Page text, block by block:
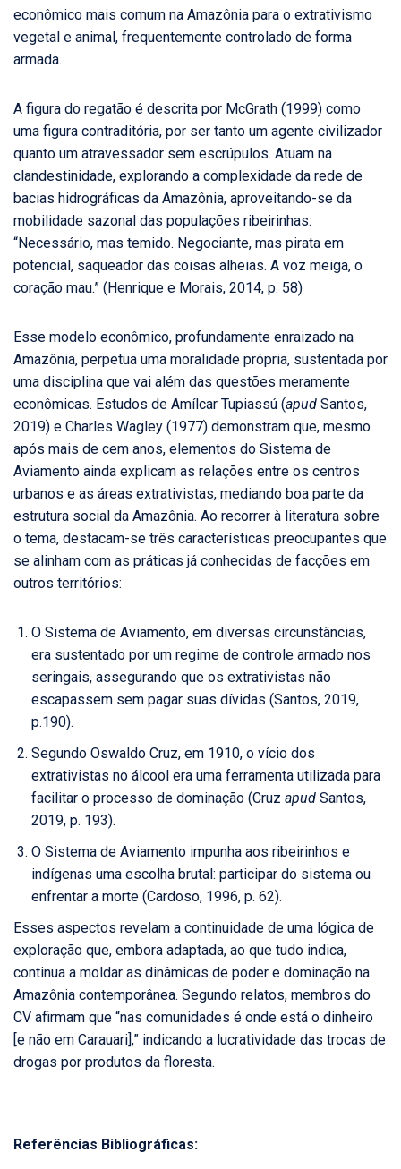
econômico mais comum na Amazônia para o extrativismo
vegetal e animal, frequentemente controlado de forma
armada.
A figura do regatão é descrita por McGrath (1999) como
uma figura contraditória, por ser tanto um agente civilizador
quanto um atravessador sem escrúpulos. Atuam na
clandestinidade, explorando a complexidade da rede de
bacias hidrográficas da Amazônia, aproveitando-se da
mobilidade sazonal das populações ribeirinhas:
“Necessário, mas temido. Negociante, mas pirata em
potencial, saqueador das coisas alheias. A voz meiga, o
coração mau.” (Henrique e Morais, 2014, p. 58)
Esse modelo econômico, profundamente enraizado na
Amazônia, perpetua uma moralidade própria, sustentada por
uma disciplina que vai além das questões meramente
econômicas. Estudos de Amílcar Tupiassú (apud Santos,
2019) e Charles Wagley (1977) demonstram que, mesmo
após mais de cem anos, elementos do Sistema de
Aviamento ainda explicam as relações entre os centros
urbanos e as áreas extrativistas, mediando boa parte da
estrutura social da Amazônia. Ao recorrer à literatura sobre
o tema, destacam-se três características preocupantes que
se alinham com as práticas já conhecidas de facções em
outros territórios:
O Sistema de Aviamento, em diversas circunstâncias,
era sustentado por um regime de controle armado nos
seringais, assegurando que os extrativistas não
escapassem sem pagar suas dívidas (Santos, 2019,
p.190).
Segundo Oswaldo Cruz, em 1910, o vício dos
extrativistas no álcool era uma ferramenta utilizada para
facilitar o processo de dominação (Cruz apud Santos,
2019, p. 193).
O Sistema de Aviamento impunha aos ribeirinhos e
indígenas uma escolha brutal: participar do sistema ou
enfrentar a morte (Cardoso, 1996, p. 62).
Esses aspectos revelam a continuidade de uma lógica de
exploração que, embora adaptada, ao que tudo indica,
continua a moldar as dinâmicas de poder e dominação na
Amazônia contemporânea. Segundo relatos, membros do
CV afirmam que “nas comunidades é onde está o dinheiro
[e não em Carauari],” indicando a lucratividade das trocas de
drogas por produtos da floresta.
Referências Bibliográficas: